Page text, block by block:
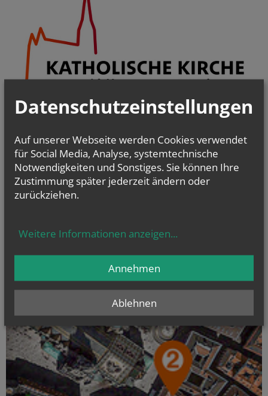
Pfarrgemeinderäte & Pastorale Strukturentwicklung
Christsein.Christwerden
Bibel
Liturgie - Kirchenraum
Kirche im Dialog
Datenschutzeinstellungen
Auf unserer Webseite werden Cookies verwendet
für Social Media, Analyse, systemtechnische
Notwendigkeiten und Sonstiges. Sie können Ihre
Zustimmung später jederzeit ändern oder
zurückziehen.
Weitere Informationen anzeigen...
Ablehnen
Annehmen